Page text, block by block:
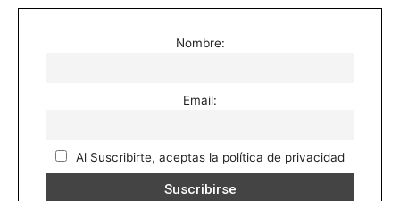
Nombre:
Email:
Al Suscribirte, aceptas la política de privacidad